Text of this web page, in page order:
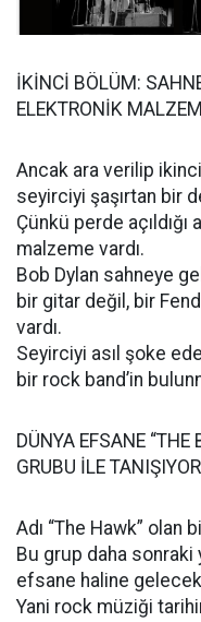
İKİNCİ BÖLÜM:
ELEKTRONİK
Ancak ara verilip
seyirciyi şaşırtan bir
Çünkü perde
malzeme vardı.
Bob Dylan sahneye
bir gitar değil, bir
vardı.
Seyirciyi asıl şoke
bir rock band’in
DÜNYA EFSANE “THE
GRUBU İLE TANIŞIYOR
Adı “The Hawk” olan
Bu grup daha sonraki
efsane haline gelecek
Yani rock müziği